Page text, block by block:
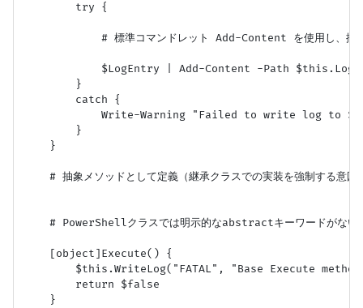
        try {
# 標準コマンドレット Add-Content を使用し、排他
$LogEntry | Add-Content -Path
        }
        catch {
Write-Warning "Failed to write log to
        }
    }
# 抽象メソッドとして定義（継承クラスでの実装を強制する意図
# PowerShellクラスでは明示的なabstractキーワードがない
    [object]Execute() {
$this.WriteLog("FATAL", "Base Execute
        return $false
    }